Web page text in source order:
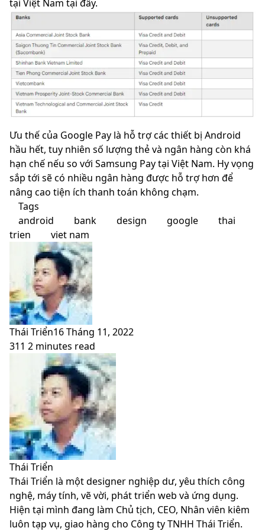
tại Việt Nam tại đây.
Ưu thế của Google Pay là hỗ trợ các thiết bị Android
hầu hết, tuy nhiên số lượng thẻ và ngân hàng còn khá
hạn chế nếu so với Samsung Pay tại Việt Nam. Hy vọng
sắp tới sẽ có nhiều ngân hàng được hỗ trợ hơn để
nâng cao tiện ích thanh toán không chạm.
Tags
android
bank design google
thai
trien
viet nam
Thái Triển16 Tháng 11, 2022
311 2 minutes read
Facebook
LinkedIn
Pinterest
Messenger
Messenger
WhatsApp
Telegram
Facebook
LinkedIn
Pinterest
Messenger
Messenger
WhatsApp
Telegram
Thái Triển
Thái Triển là một designer nghiệp dư, yêu thích công
nghệ, máy tính, vẽ vời, phát triển web và ứng dụng.
Hiện tại mình đang làm Chủ tịch, CEO, Nhân viên kiêm
luôn tạp vụ, giao hàng cho Công ty TNHH Thái Triển.